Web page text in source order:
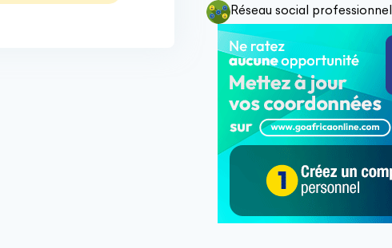
Réseau social professionnel